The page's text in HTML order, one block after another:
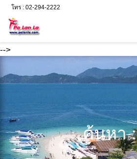
-->
โทร : 02-294-2222
ค้นหา :